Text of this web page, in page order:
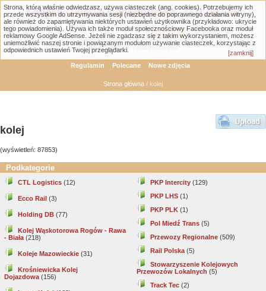
Łódzka Galeria Transportowa - GTLodz.eu
Wyszukiwanie zaawansowane
Regulamin Polecane Nowe zdjęcia
Strona główna / kolej
kolej
(wyświetleń: 87853)
Podkategorie
CTL Logistics (12)
Ecco Rail (3)
Holding DB (77)
Kolej Wąskotorowa Rogów - Rawa
- Biała (218)
Koleje Mazowieckie (31)
Krośniewicka Kolej
Dojazdowa (156)
PKP Intercity (129)
PKP LHS (1)
PKP PLK (1)
Pol Miedź Trans (5)
Przewozy Regionalne (509)
Rail Polska (5)
Stowarzyszenie Kolejowych
Przewozów Lokalnych (5)
Track Tec (2)
Strona, którą właśnie odwiedzasz, używa ciasteczek (ang. cookies). Potrzebujemy ich
przede wszystkim do utrzymywania sesji (niezbędne do poprawnego działania witryny),
ale również do zapamiętywania niektórych ustawień użytkownika (przykładowo: ukrycie
tego powiadomienia). Używa ich także moduł społecznościowy Facebooka oraz moduł
reklamowy Google AdSense. Jeżeli nie zgadzasz się z takim wykorzystaniem, możesz
uniemożliwić naszej stronie i powiązanym modułom używanie ciasteczek, korzystając z
odpowiednich ustawień Twojej przeglądarki.
[zamknij]